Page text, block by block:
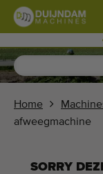
Bloemen en
Glastuinbouw
Fruitteelt (333)
Home
afweegmachine
SORRY